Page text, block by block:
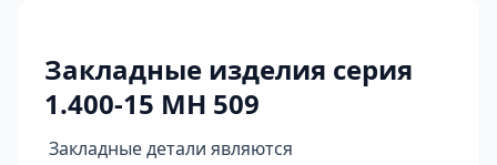
Закладные изделия серия
1.400-15 МН 509
Закладные детали являются